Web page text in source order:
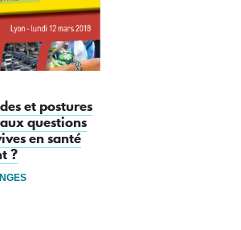
et postures
questions
en santé
?